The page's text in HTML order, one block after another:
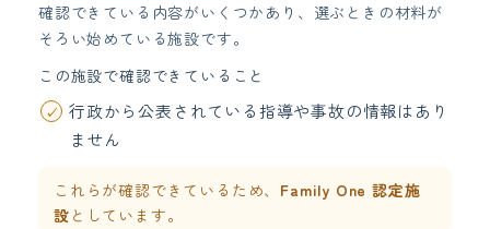
確認できている内容がいくつかあり、選ぶときの材料が
そろい始めている施設です。
この施設で確認できていること
行政から公表されている指導や事故の情報はあり
ません
これらが確認できているため、 Family One 認定施
設 としています。